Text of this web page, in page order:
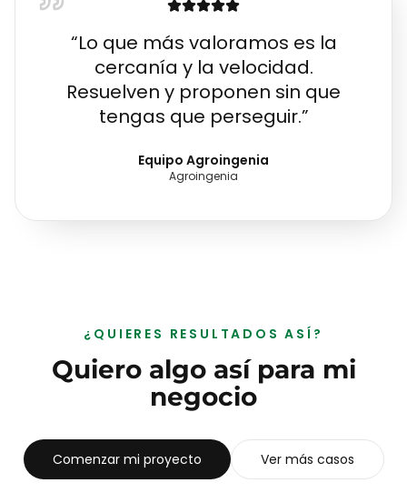
“Lo que más valoramos es la
cercanía y la velocidad.
Resuelven y proponen sin que
tengas que perseguir.”
Equipo Agroingenia
Agroingenia
¿QUIERES RESULTADOS ASÍ?
Quiero algo así para mi
negocio
Comenzar mi proyecto Ver más casos